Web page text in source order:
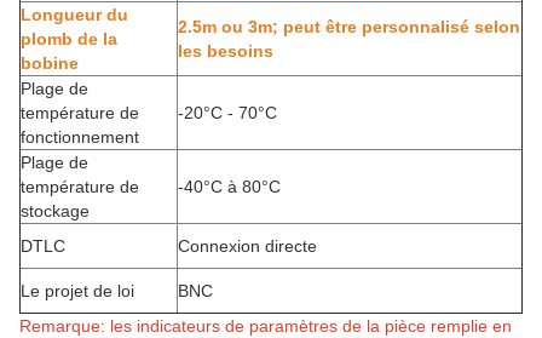
Longueur du
plomb de la
bobine
2.5m ou 3m; peut être personnalisé selon
les besoins
Plage de
température de
fonctionnement
-20°C - 70°C
Plage de
température de
stockage
-40°C à 80°C
DTLC Connexion directe
Le projet de loi
BNC
Remarque: les indicateurs de paramètres de la pièce remplie en